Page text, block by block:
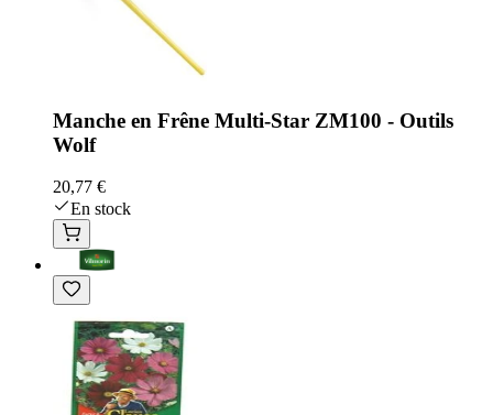
Manche en Frêne Multi-Star ZM100 - Outils
Wolf
20,77 €
En stock